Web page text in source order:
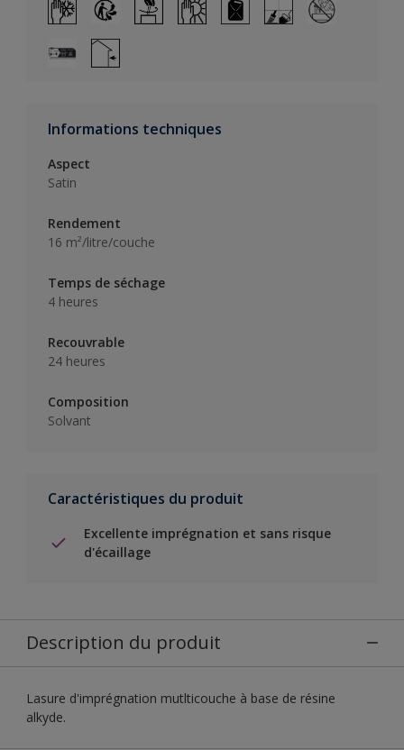
Informations techniques
Aspect
Satin
Rendement
16 m²/litre/couche
Temps de séchage
4 heures
Recouvrable
24 heures
Composition
Solvant
Caractéristiques du produit
Excellente imprégnation et sans risque
d'écaillage
Description du produit
Lasure d'imprégnation mutlticouche à base de résine
alkyde.